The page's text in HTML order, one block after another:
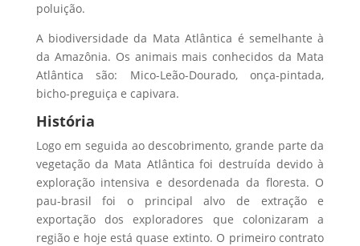
poluição.
A biodiversidade da Mata Atlântica é semelhante à
da Amazônia. Os animais mais conhecidos da Mata
Atlântica são: Mico-Leão-Dourado, onça-pintada,
bicho-preguiça e capivara.
História
Logo em seguida ao descobrimento, grande parte da
vegetação da Mata Atlântica foi destruída devido à
exploração intensiva e desordenada da floresta. O
pau-brasil foi o principal alvo de extração e
exportação dos exploradores que colonizaram a
região e hoje está quase extinto. O primeiro contrato